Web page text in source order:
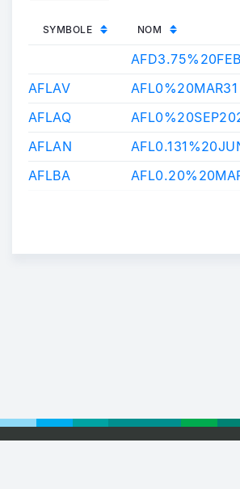
SYMBOLE NOM
AFLAV
AFL0%20MAR31
AFLAQ
AFLAN
AFLBA